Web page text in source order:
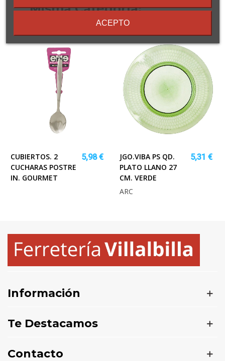
Misma Categoría:
CUBIERTOS. 2
CUCHARAS POSTRE
IN. GOURMET
5,98 €
JGO.VIBA PS QD.
PLATO LLANO 27
CM. VERDE
5,31 €
ARC
Información
Te Destacamos
Contacto
condiciones
ACEPTO